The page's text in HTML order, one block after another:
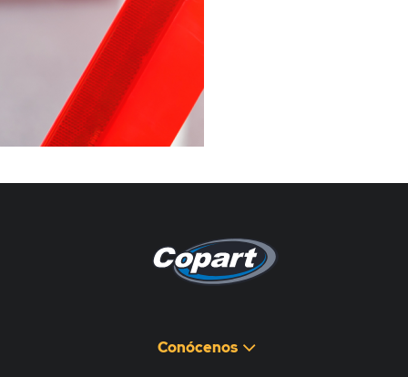
هذه الصفحة غير متوفرة
Conócenos